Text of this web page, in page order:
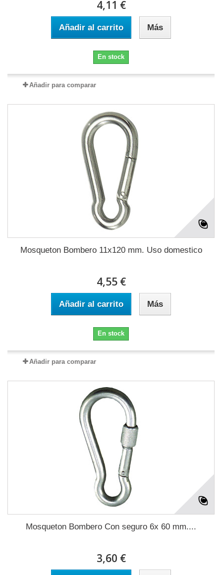
4,11 €
Añadir al carrito Más
En stock
Añadir para comparar
Mosqueton Bombero 11x120 mm. Uso domestico
4,55 €
Añadir al carrito Más
En stock
Añadir para comparar
Mosqueton Bombero Con seguro 6x 60 mm....
3,60 €